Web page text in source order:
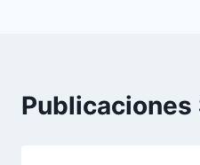
Publicaciones